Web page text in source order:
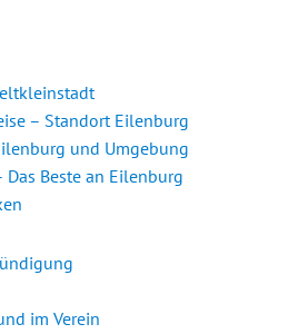
– Standort Eilenburg
und Umgebung
Beste an Eilenburg
im Verein